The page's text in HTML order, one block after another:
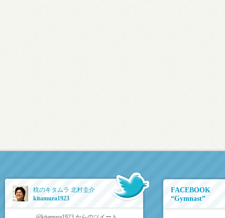
枕のキタムラ 北村圭介
kitamura1923
FACEBOOK
“Gymnast”